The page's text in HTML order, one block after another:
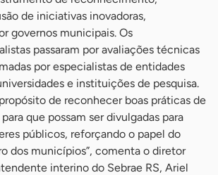
de iniciativas inovadoras,
governos municipais. Os
passaram por avaliações técnicas
por especialistas de entidades
e instituições de pesquisa.
de reconhecer boas práticas de
que possam ser divulgadas para
públicos, reforçando o papel do
dos municípios”, comenta o diretor
interino do Sebrae RS, Ariel